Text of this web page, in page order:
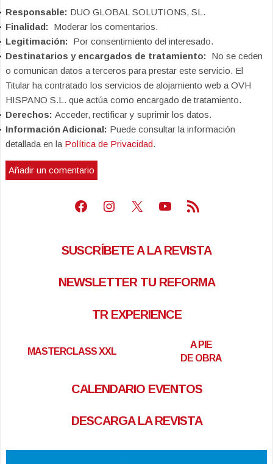
Responsable: DUO GLOBAL SOLUTIONS, SL.
Finalidad: Moderar los comentarios.
Legitimación: Por consentimiento del interesado.
Destinatarios y encargados de tratamiento: No se ceden
o comunican datos a terceros para prestar este servicio. El
Titular ha contratado los servicios de alojamiento web a OVH
HISPANO S.L. que actúa como encargado de tratamiento.
Derechos: Acceder, rectificar y suprimir los datos.
Información Adicional: Puede consultar la información
detallada en la Política de Privacidad.
Facebook
Instagram
X Youtube
Feed RSS
SUSCRÍBETE A LA REVISTA
NEWSLETTER TU REFORMA
TR EXPERIENCE
MASTERCLASS XXL
A PIE
DE OBRA
CALENDARIO EVENTOS
DESCARGA LA REVISTA